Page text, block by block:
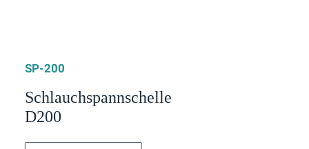
SP-200
Schlauchspannschelle
D200